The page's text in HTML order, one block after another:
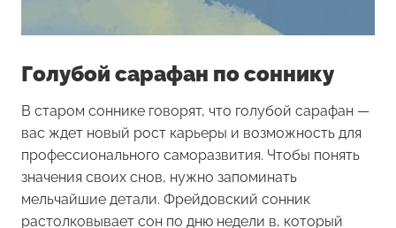
Голубой сарафан по соннику
В старом соннике говорят, что голубой сарафан —
вас ждет новый рост карьеры и возможность для
профессионального саморазвития. Чтобы понять
значения своих снов, нужно запоминать
мельчайшие детали. Фрейдовский сонник
растолковывает сон по дню недели в, который